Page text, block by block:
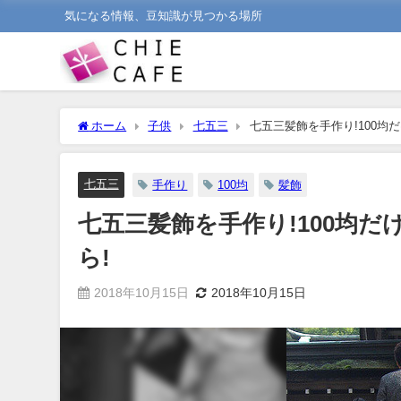
気になる情報、豆知識が見つかる場所
ホーム 子供 七五三 七五三髪飾を手作り!100均
七五三 手作り 100均 髪飾
七五三髪飾を手作り!100均だ
ら!
2018年10月15日 2018年10月15日